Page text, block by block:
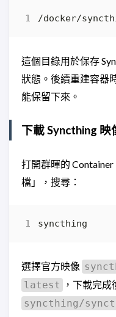
這個目錄用於保存
狀態。後續重建容器
能保留下來。
下載 Syncthing 映
打開群暉的
檔」，搜尋：
選擇官方映像
latest
，下載完
syncthing/